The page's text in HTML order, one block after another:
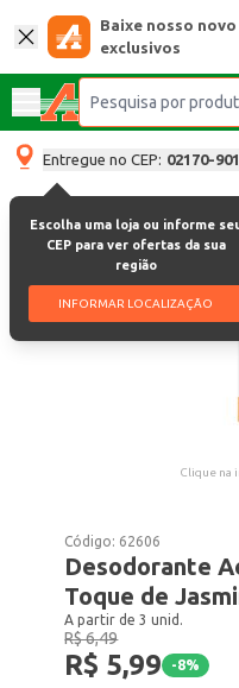
Baixe nosso
exclusivos
Entregue no CEP: 02170-901
Escolha uma loja ou informe
CEP para ver ofertas da sua
região
INFORMAR LOCALIZAÇÃO
Clique na
Código: 62606
Desodorante
Toque de
A partir de 3 unid.
R$ 6,49
R$ 5,99 -8%